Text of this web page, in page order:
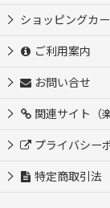
ショッピングカ
ご利用案内
お問い合せ
関連サイト（
プライバシー
特定商取引法